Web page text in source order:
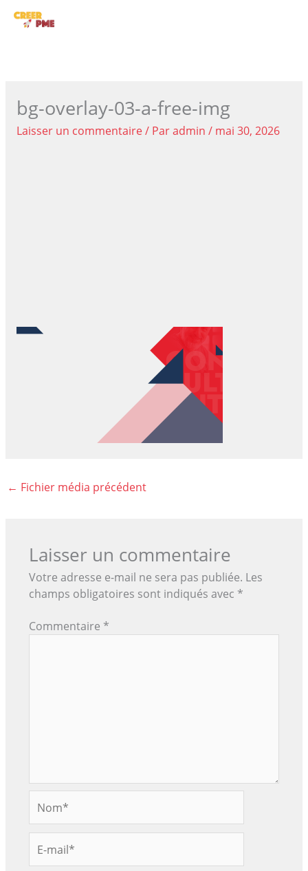
bg-overlay-03-a-free-img
Laisser un commentaire/ Paradmin / mai 30, 2026
← Fichier média précédent
Laisser un commentaire
Votre adresse e-mail ne sera pas publiée. Les
champs obligatoires sont indiqués avec *
Commentaire *
mail*